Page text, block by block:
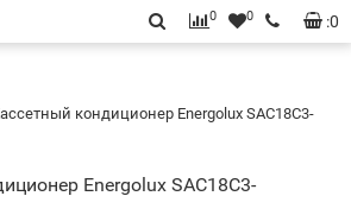
:0
0 0
кондиционер Energolux SAC18С3-
Energolux SAC18С3-